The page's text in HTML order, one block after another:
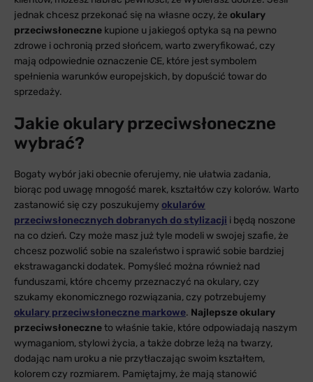
jednak chcesz przekonać się na własne oczy, że okulary
przeciwsłoneczne kupione u jakiegoś optyka są na pewno
zdrowe i ochronią przed słońcem, warto zweryfikować, czy
mają odpowiednie oznaczenie CE, które jest symbolem
spełnienia warunków europejskich, by dopuścić towar do
sprzedaży.
Jakie okulary przeciwsłoneczne
wybrać?
Bogaty wybór jaki obecnie oferujemy, nie ułatwia zadania,
biorąc pod uwagę mnogość marek, kształtów czy kolorów. Warto
zastanowić się czy poszukujemy okularów
przeciwsłonecznych dobranych do stylizacji i będą noszone
na co dzień. Czy może masz już tyle modeli w swojej szafie, że
chcesz pozwolić sobie na szaleństwo i sprawić sobie bardziej
ekstrawagancki dodatek. Pomyśleć można również nad
funduszami, które chcemy przeznaczyć na okulary, czy
szukamy ekonomicznego rozwiązania, czy potrzebujemy
okulary przeciwsłoneczne markowe. Najlepsze okulary
przeciwsłoneczneto właśnie takie, które odpowiadają naszym
wymaganiom, stylowi życia, a także dobrze leżą na twarzy,
dodając nam uroku a nie przytłaczając swoim kształtem,
kolorem czy rozmiarem. Pamiętajmy, że mają stanowić